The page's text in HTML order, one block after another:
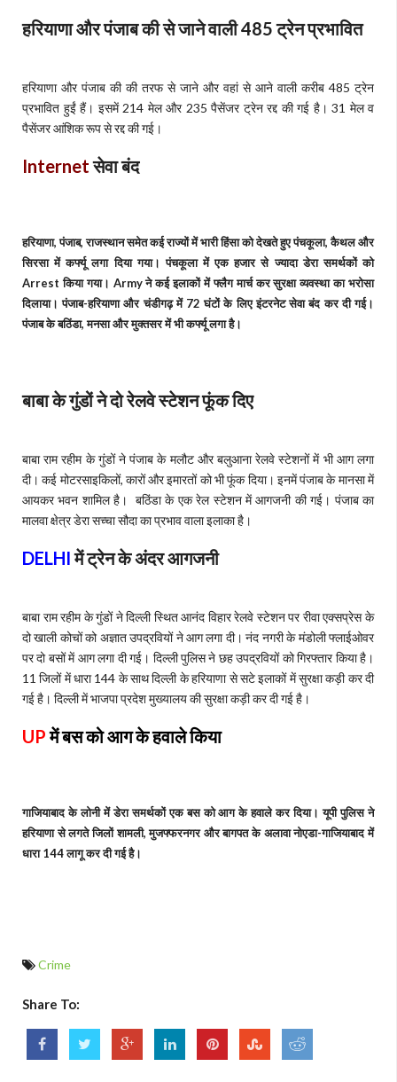
हरियाणा और पंजाब की से जाने वाली 485ट्रेन प्रभावित
हरियाणा और पंजाब की की तरफ से जाने और वहां से आने वाली करीब 485 ट्रेन
प्रभावित हुईं हैं। इसमें 214 मेल और 235 पैसेंजर ट्रेन रद्द की गई है। 31 मेल व
पैसेंजर आंशिक रूप से रद्द की गई।
Internetसेवा बंद
हरियाणा, पंजाब, राजस्थान समेत कई राज्यों में भारी हिंसा को देखते हुए पंचकूला, कैथल और
सिरसा में कर्फ्यू लगा दिया गया। पंचकूला में एक हजार से ज्यादा डेरा समर्थकों को
Arrest किया गया। Army ने कई इलाकों में फ्लैग मार्च कर सुरक्षा व्यवस्था का भरोसा
दिलाया। पंजाब-हरियाणा और चंडीगढ़ में 72 घंटों के लिए इंटरनेट सेवा बंद कर दी गई।
पंजाब के बठिंडा, मनसा और मुक्तसर में भी कर्फ्यू लगा है।
बाबा के गुंडों ने दो रेलवे स्टेशन फूंक दिए
बाबा राम रहीम के गुंडों ने पंजाब के मलौट और बलुआना रेलवे स्टेशनों में भी आग लगा
दी। कई मोटरसाइकिलों, कारों और इमारतों को भी फूंक दिया। इनमें पंजाब के मानसा में
आयकर भवन शामिल है। बठिंडा के एक रेल स्टेशन में आगजनी की गई। पंजाब का
मालवा क्षेत्र डेरा सच्चा सौदा का प्रभाव वाला इलाका है।
DELHIमें ट्रेन के अंदर आगजनी
बाबा राम रहीम के गुंडों ने दिल्ली स्थित आनंद विहार रेलवे स्टेशन पर रीवा एक्सप्रेस के
दो खाली कोचों को अज्ञात उपद्रवियों ने आग लगा दी। नंद नगरी के मंडोली फ्लाईओवर
पर दो बसों में आग लगा दी गई। दिल्ली पुलिस ने छह उपद्रवियों को गिरफ्तार किया है।
11 जिलों में धारा 144 के साथ दिल्ली के हरियाणा से सटे इलाकों में सुरक्षा कड़ी कर दी
गई है। दिल्ली में भाजपा प्रदेश मुख्यालय की सुरक्षा कड़ी कर दी गई है।
UPमें बस को आग के हवाले किया
गाजियाबाद के लोनी में डेरा समर्थकों एक बस को आग के हवाले कर दिया। यूपी पुलिस ने
हरियाणा से लगते जिलों शामली, मुजफ्फरनगर और बागपत के अलावा नोएडा-गाजियाबाद में
धारा 144 लागू कर दी गई है।
Crime
Share To: